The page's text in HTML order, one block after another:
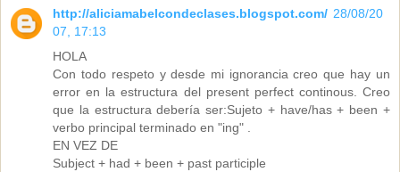
http://aliciamabelcondeclases.blogspot.com/ 28/08/20
07, 17:13
HOLA
Con todo respeto y desde mi ignorancia creo que hay un
error en la estructura del present perfect continous. Creo
que la estructura debería ser:Sujeto + have/has + been +
verbo principal terminado en "ing" .
EN VEZ DE
Subject + had + been + past participle